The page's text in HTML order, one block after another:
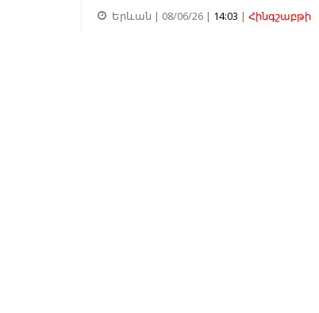
Երևան | 08/06/26 | 14:03 | Հինգշաբթի